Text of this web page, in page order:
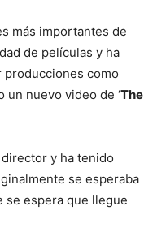
más importantes de
de películas y ha
producciones como
un nuevo video de ‘The
y ha tenido
se esperaba
se espera que llegue